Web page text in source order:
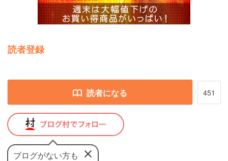
読者登録
読者になる 451
ブログがない方も